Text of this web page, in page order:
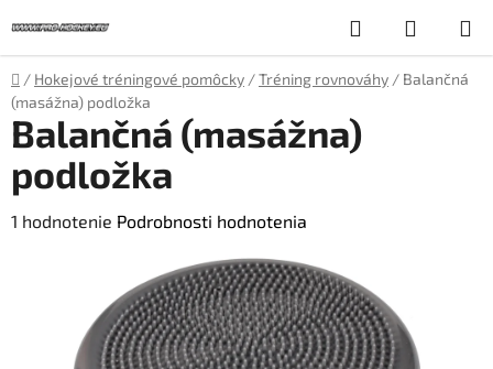
na
obsah
Hľadať
KOŠÍK
Domov
/ Hokejové tréningové pomôcky /Tréning rovnováhy / Balančná
(masážna) podložka
Balančná (masážna)
podložka
Priemerné
1 hodnotenie Podrobnosti hodnotenia